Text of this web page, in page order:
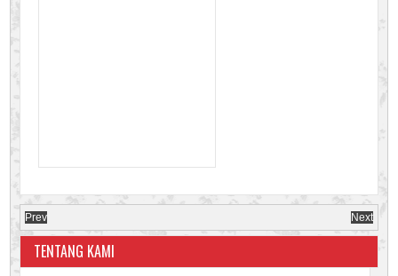
Prev Next
TENTANG KAMI